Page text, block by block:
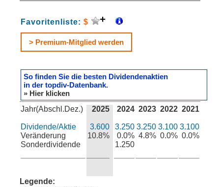
Favoritenliste: $
> Premium-Mitglied werden
So finden Sie die besten Dividendenaktien
in der topdiv-Datenbank.
» Hier klicken
Jahr(Abschl.Dez.)
Dividende/Aktie
Veränderung
Sonderdividende
2025
3.600
10.8%
2024
3.250
0.0%
1.250
2023
3.250
4.8%
2022
3.100
0.0%
2021
3.100
0.0%
Legende: